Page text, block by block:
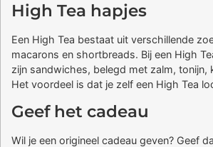
High Tea hapjes
Een High Tea bestaat uit verschillende
macarons en shortbreads. Bij een High
zijn sandwiches, belegd met zalm, tonijn,
Het voordeel is dat je zelf een High Tea
Geef het cadeau
Wil je een origineel cadeau geven? Geef